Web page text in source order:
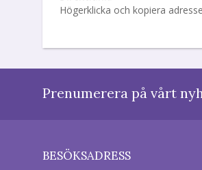
Högerklicka och kopiera
Prenumerera på vårt
BESÖKSADRESS